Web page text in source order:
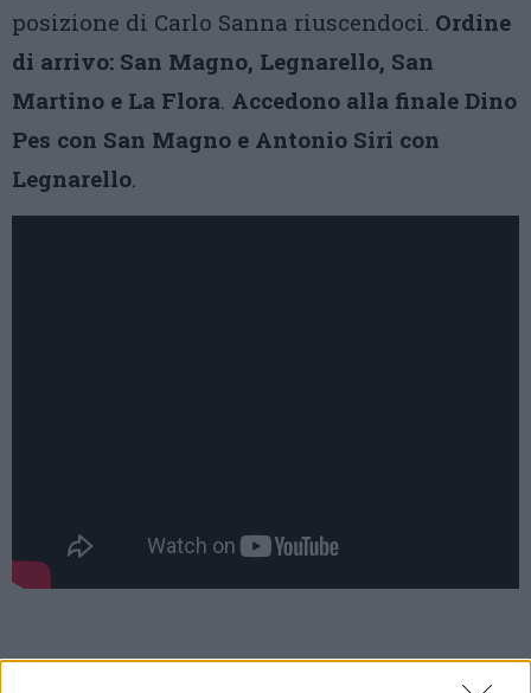
posizione di Carlo Sanna riuscendoci. Ordine
di arrivo: San Magno, Legnarello, San
Martino e La Flora. Accedono alla finale Dino
Pes con San Magno e Antonio Siri con
Legnarello.